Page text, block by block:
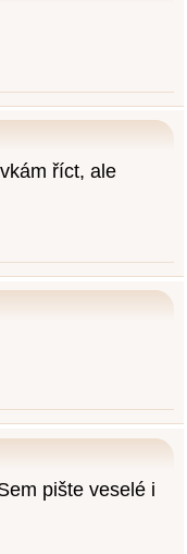
říct, ale
pište veselé i